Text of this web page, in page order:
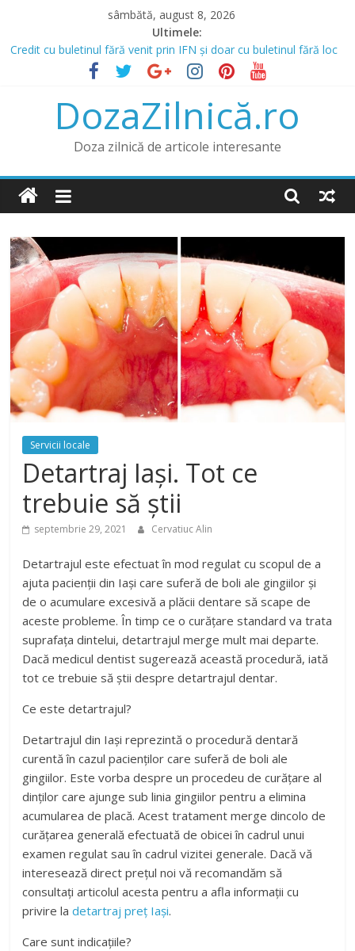
content
sâmbătă, august 8, 2026
Ultimele:
Credit cu buletinul fără venit prin IFN și doar cu buletinul fără loc
Prânz în Heraklion? Mergi la Bellot Restaurant
Lista IFN care acordă credite online și opțiunea de a obține un
credit online fără venit
Credit pentru Datornici și Rău Platnici prin IFN
DozaZilnică.ro
Doza zilnică de articole interesante
Servicii locale
Detartraj Iași. Tot ce
trebuie să știi
septembrie 29, 2021 Cervatiuc Alin
Detartrajul este efectuat în mod regulat cu scopul de a
ajuta pacienții din Iași care suferă de boli ale gingiilor și
de o acumulare excesivă a plăcii dentare să scape de
aceste probleme. În timp ce o curățare standard va trata
suprafața dintelui, detartrajul merge mult mai departe.
Dacă medicul dentist sugerează această procedură, iată
tot ce trebuie să știi despre detartrajul dentar.
Ce este detartrajul?
Detartrajul din Iași reprezintă o procedură dentară
curentă în cazul pacienților care suferă de boli ale
gingiilor. Este vorba despre un procedeu de curățare al
dinților care ajunge sub linia gingiilor pentru a elimina
acumularea de placă. Acest tratament merge dincolo de
curățarea generală efectuată de obicei în cadrul unui
examen regulat sau în cadrul vizitei generale. Dacă vă
interesează direct prețul noi vă recomandăm să
consultați articolul acesta pentru a afla informații cu
privire ladetartraj preț Iași.
Care sunt indicațiile?